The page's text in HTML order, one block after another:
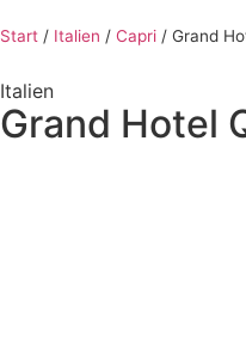
Start / Italien / Capri / Grand
Italien
Grand Hotel